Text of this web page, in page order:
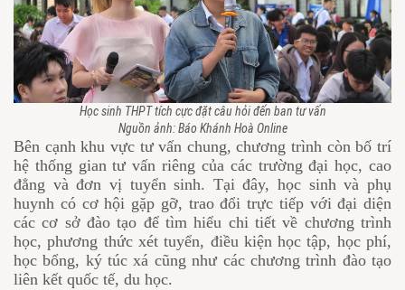
Học sinh THPT tích cực đặt câu hỏi đến ban tư vấn
Nguồn ảnh: Báo Khánh Hoà Online
Bên cạnh khu vực tư vấn chung, chương trình còn bố trí
hệ thống gian tư vấn riêng của các trường đại học, cao
đẳng và đơn vị tuyển sinh. Tại đây, học sinh và phụ
huynh có cơ hội gặp gỡ, trao đổi trực tiếp với đại diện
các cơ sở đào tạo để tìm hiểu chi tiết về chương trình
học, phương thức xét tuyển, điều kiện học tập, học phí,
học bổng, ký túc xá cũng như các chương trình đào tạo
liên kết quốc tế, du học.